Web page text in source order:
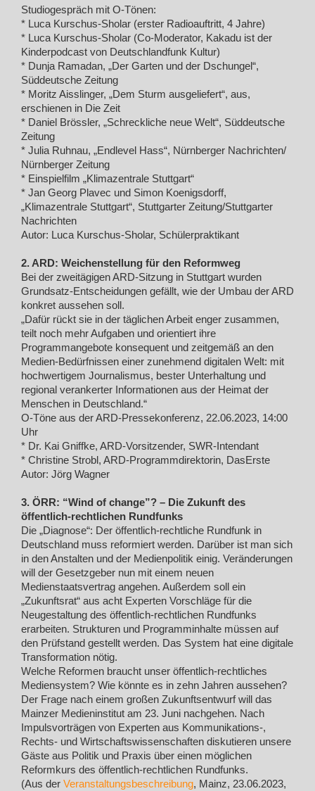
Studiogespräch mit O-Tönen:
* Luca Kurschus-Sholar (erster Radioauftritt, 4 Jahre)
* Luca Kurschus-Sholar (Co-Moderator, Kakadu ist der
Kinderpodcast von Deutschlandfunk Kultur)
* Dunja Ramadan, „Der Garten und der Dschungel“,
Süddeutsche Zeitung
* Moritz Aisslinger, „Dem Sturm ausgeliefert“, aus,
erschienen in Die Zeit
* Daniel Brössler, „Schreckliche neue Welt“, Süddeutsche
Zeitung
* Julia Ruhnau, „Endlevel Hass“, Nürnberger Nachrichten/
Nürnberger Zeitung
* Einspielfilm „Klimazentrale Stuttgart“
* Jan Georg Plavec und Simon Koenigsdorff,
„Klimazentrale Stuttgart“, Stuttgarter Zeitung/Stuttgarter
Nachrichten
Autor: Luca Kurschus-Sholar, Schülerpraktikant
2. ARD: Weichenstellung für den Reformweg
Bei der zweitägigen ARD-Sitzung in Stuttgart wurden
Grundsatz-Entscheidungen gefällt, wie der Umbau der ARD
konkret aussehen soll.
„Dafür rückt sie in der täglichen Arbeit enger zusammen,
teilt noch mehr Aufgaben und orientiert ihre
Programmangebote konsequent und zeitgemäß an den
Medien-Bedürfnissen einer zunehmend digitalen Welt: mit
hochwertigem Journalismus, bester Unterhaltung und
regional verankerter Informationen aus der Heimat der
Menschen in Deutschland.“
O-Töne aus der ARD-Pressekonferenz, 22.06.2023, 14:00
Uhr
* Dr. Kai Gniffke, ARD-Vorsitzender, SWR-Intendant
* Christine Strobl, ARD-Programmdirektorin, DasErste
Autor: Jörg Wagner
3. ÖRR: “Wind of change”? – Die Zukunft des
öffentlich-rechtlichen Rundfunks
Die „Diagnose“: Der öffentlich-rechtliche Rundfunk in
Deutschland muss reformiert werden. Darüber ist man sich
in den Anstalten und der Medienpolitik einig. Veränderungen
will der Gesetzgeber nun mit einem neuen
Medienstaatsvertrag angehen. Außerdem soll ein
„Zukunftsrat“ aus acht Experten Vorschläge für die
Neugestaltung des öffentlich-rechtlichen Rundfunks
erarbeiten. Strukturen und Programminhalte müssen auf
den Prüfstand gestellt werden. Das System hat eine digitale
Transformation nötig.
Welche Reformen braucht unser öffentlich-rechtliches
Mediensystem? Wie könnte es in zehn Jahren aussehen?
Der Frage nach einem großen Zukunftsentwurf will das
Mainzer Medieninstitut am 23. Juni nachgehen. Nach
Impulsvorträgen von Experten aus Kommunikations-,
Rechts- und Wirtschaftswissenschaften diskutieren unsere
Gäste aus Politik und Praxis über einen möglichen
Reformkurs des öffentlich-rechtlichen Rundfunks.
(Aus der Veranstaltungsbeschreibung, Mainz, 23.06.2023,